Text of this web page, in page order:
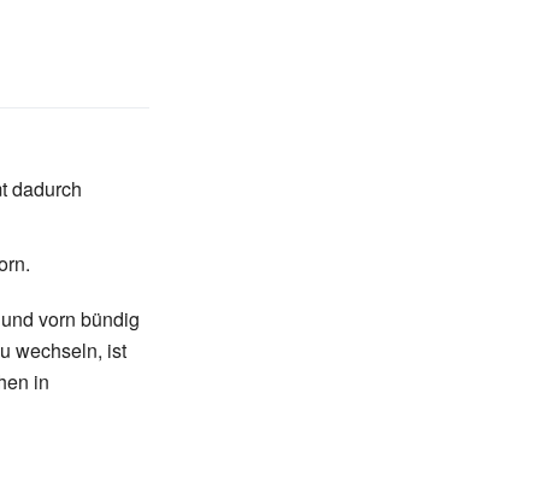
dadurch
vorn bündig
wechseln, ist
in